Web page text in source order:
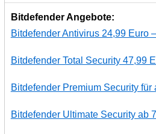
Bitdefender Angebote:
Bitdefender Antivirus 24,99 Euro
Bitdefender Total Security 47,99
Bitdefender Premium Security
Bitdefender Ultimate Security ab